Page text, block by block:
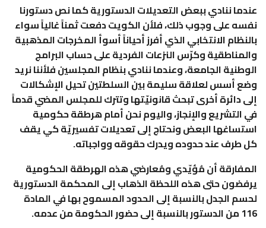
عندما ننادي ببعض التعديلات الدستورية كما نص دستورنا
نفسه على وجوب ذلك، فلأن الكويت دفعت ثمناً غالياً سواء
بالنظام الانتخابي الذي أفرز أحياناً أسوأ المخرجات المذهبية
والمناطقية وكرّس النزعات الفردية على حساب البرامج
الوطنية الجامعة، وعندما ننادي بنظام المجلسين فلأننا نريد
وضع أسس لعلاقة سليمة بين السلطتين تحيل الإشكالات
إلى دائرة أخرى تبحث قانونيّتها وتترك للمجلس المضي قدماً
في التشريع والإنجاز، واليوم نحن أمام هرطقة حكومية
استساغها البعض ونحتاج إلى تعديلات تفسيريّة كي يقف
كل طرف عند حدوده ويدرك حقوقه وواجباته.
المفارقة أن مُؤيّدي ومُعارضي هذه الهرطقة الحكومية
يرفضون حتى هذه اللحظة الذهاب إلى المحكمة الدستورية
لحسم الجدل بالنسبة إلى الحدود المسموح بها في المادة
116 من الدستور بالنسبة إلى حضور الحكومة من عدمه.